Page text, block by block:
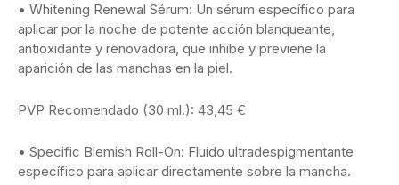
• Whitening Renewal Sérum: Un sérum específico para
aplicar por la noche de potente acción blanqueante,
antioxidante y renovadora, que inhibe y previene la
aparición de las manchas en la piel.
PVP Recomendado (30 ml.): 43,45 €
• Specific Blemish Roll-On: Fluido ultradespigmentante
específico para aplicar directamente sobre la mancha.